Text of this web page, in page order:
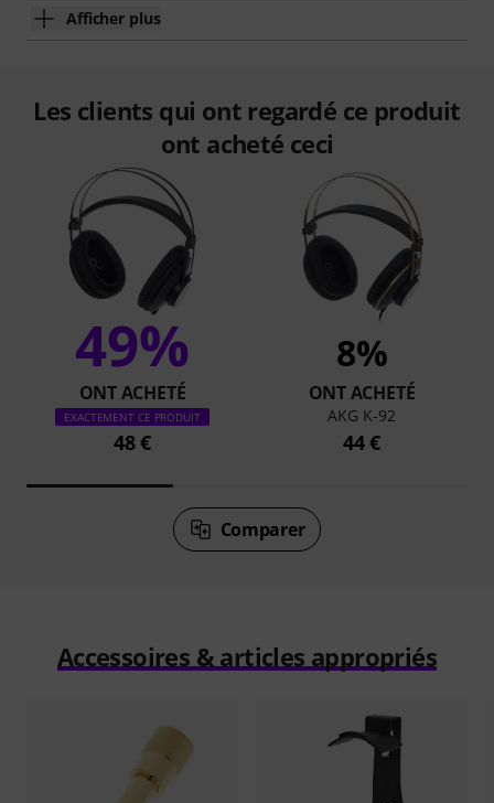
Afficher plus
Les clients qui ont regardé ce produit
ont acheté ceci
49%
ONT ACHETÉ
EXACTEMENT CE PRODUIT
48 €
8%
ONT ACHETÉ
AKG K-92
44 €
Comparer
Accessoires & articles appropriés